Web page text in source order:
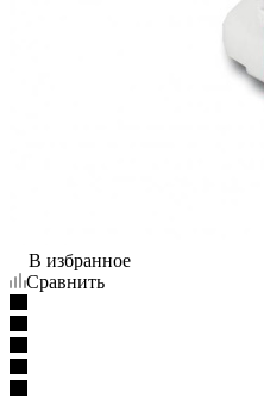
В избранное
Сравнить